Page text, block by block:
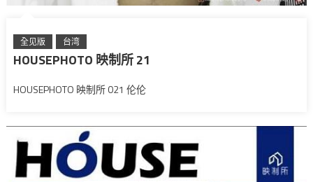
全见版 台湾
HOUSEPHOTO 映制所 21
HOUSEPHOTO 映制所 021 伦伦